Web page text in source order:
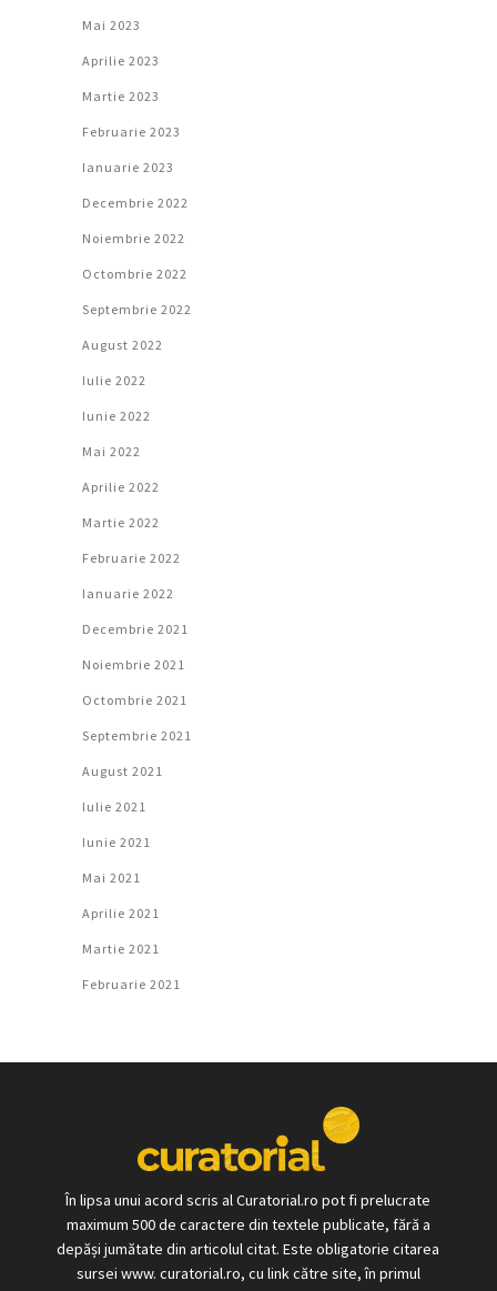
Mai 2023
Aprilie 2023
Martie 2023
Februarie 2023
Ianuarie 2023
Decembrie 2022
Noiembrie 2022
Octombrie 2022
Septembrie 2022
August 2022
Iulie 2022
Iunie 2022
Mai 2022
Aprilie 2022
Martie 2022
Februarie 2022
Ianuarie 2022
Decembrie 2021
Noiembrie 2021
Octombrie 2021
Septembrie 2021
August 2021
Iulie 2021
Iunie 2021
Mai 2021
Aprilie 2021
Martie 2021
Februarie 2021
În lipsa unui acord scris al Curatorial.ro pot fi prelucrate
maximum 500 de caractere din textele publicate, fără a
depăși jumătate din articolul citat. Este obligatorie citarea
sursei www. curatorial.ro, cu link către site, în primul